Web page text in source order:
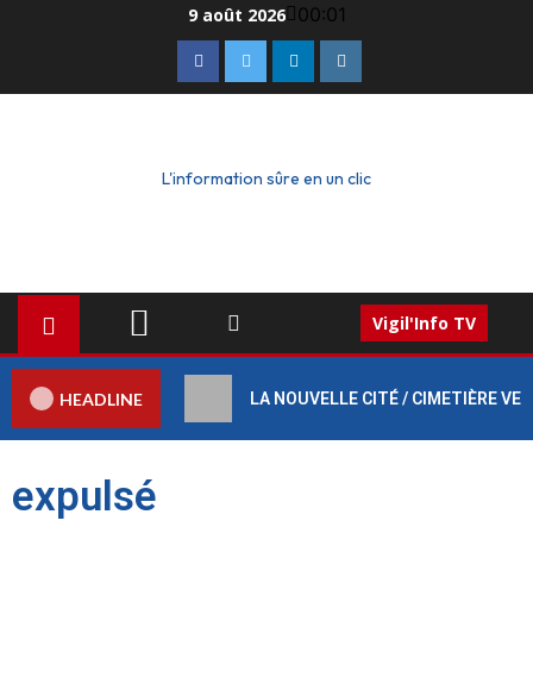
9 août 2026 00:01
L'information sûre en un clic
Vigil'Info TV
HEADLINE LA NOUVELLE CITÉ / CIMETIÈRE
expulsé